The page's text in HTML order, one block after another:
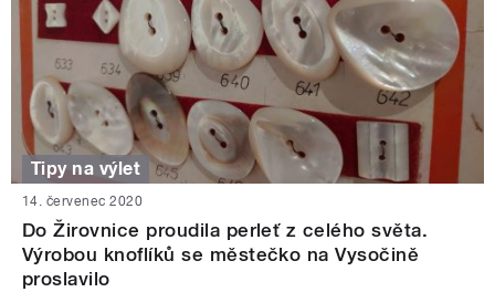
Tipy na výlet
14. červenec 2020
Do Žirovnice proudila perleť z celého světa.
Výrobou knoflíků se městečko na Vysočině
proslavilo